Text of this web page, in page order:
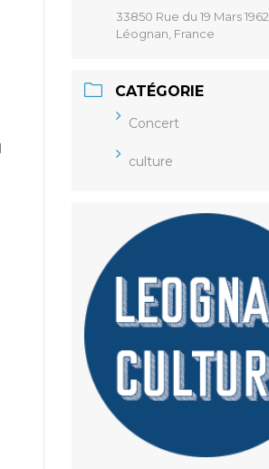
33850 Rue du 19 Mars 1962,
Léognan, France
CATÉGORIE
Concert
culture